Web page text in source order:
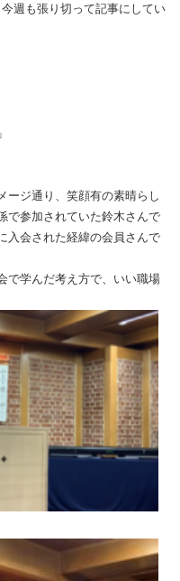
週も張り切って記事にしてい
ージ通り、笑顔有の素晴らし
で参加されていた鈴木さんで
入会された経緯の会員さんで
で学んだ考え方で、いい職場